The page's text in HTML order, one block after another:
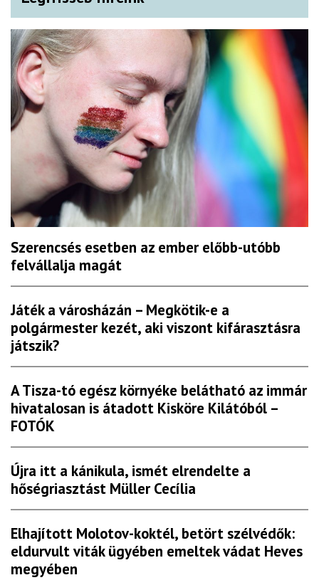
Szerencsés esetben az ember előbb-utóbb
felvállalja magát
Játék a városházán – Megkötik-e a
polgármester kezét, aki viszont kifárasztásra
játszik?
A Tisza-tó egész környéke belátható az immár
hivatalosan is átadott Kisköre Kilátóból –
FOTÓK
Újra itt a kánikula, ismét elrendelte a
hőségriasztást Müller Cecília
Elhajított Molotov-koktél, betört szélvédők:
eldurvult viták ügyében emeltek vádat Heves
megyében